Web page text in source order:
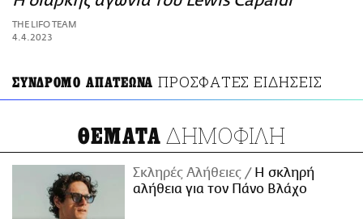
ΑΜΠΑ
PRINT
THE LIFO TEAM
4.4.2023
ΣΥΝΔΡΟΜΟ ΑΠΑΤΕΩΝΑ ΠΡΟΣΦΑΤΕΣ ΕΙΔΗΣΕΙΣ
ΘΕΜΑΤΑ ΔΗΜΟΦΙΛΗ
Σκληρές Αλήθειες
H σκληρή
αλήθεια για τον Πάνο Βλάχο